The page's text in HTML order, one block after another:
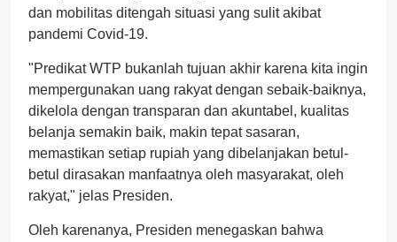
dan mobilitas ditengah situasi yang sulit akibat
pandemi Covid-19.
"Predikat WTP bukanlah tujuan akhir karena kita ingin
mempergunakan uang rakyat dengan sebaik-baiknya,
dikelola dengan transparan dan akuntabel, kualitas
belanja semakin baik, makin tepat sasaran,
memastikan setiap rupiah yang dibelanjakan betul-
betul dirasakan manfaatnya oleh masyarakat, oleh
rakyat," jelas Presiden.
Oleh karenanya, Presiden menegaskan bahwa